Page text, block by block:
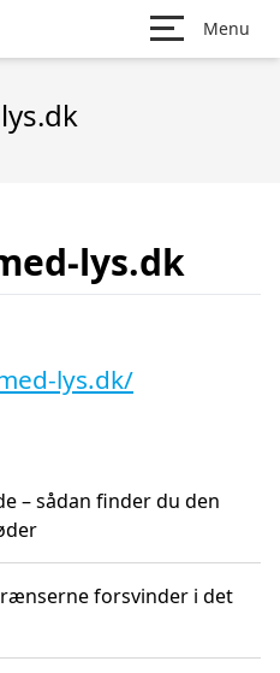
Menu
lys.dk
lys.dk/
– sådan finder du den
forsvinder i det